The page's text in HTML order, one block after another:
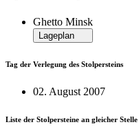
Ghetto Minsk
Tag der Verlegung des Stolpersteins
02. August 2007
Liste der Stolpersteine an gleicher Stelle